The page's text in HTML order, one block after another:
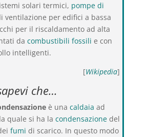
solari termici, pompe di
ventilazione per edifici a bassa
per il riscaldamento ad alta
da combustibili fossili e con
intelligenti.
[Wikipedia]
che…
è una caldaia ad
quale si ha la condensazionedel
fumi di scarico. In questo modo